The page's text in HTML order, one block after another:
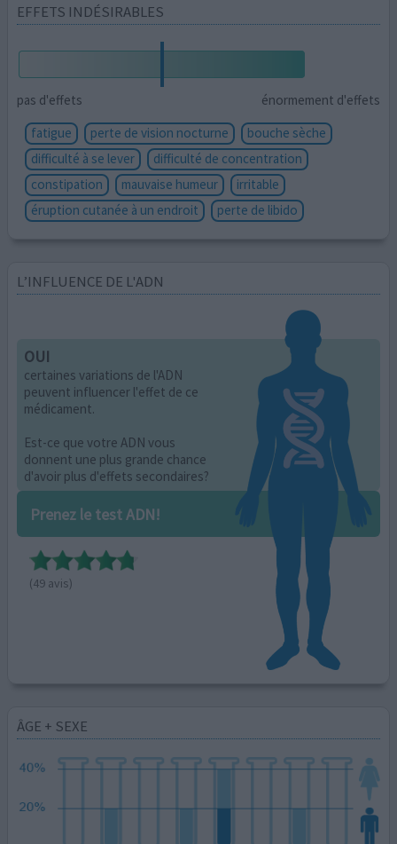
EFFETS INDÉSIRABLES
pas d'effets
énormement d'effets
fatigue
perte de vision nocturne
bouche sèche
difficulté à se lever
difficulté de concentration
constipation
mauvaise humeur
irritable
éruption cutanée à un endroit
perte de libido
L’INFLUENCE DE L'ADN
OUI
certaines variations de l'ADN
peuvent influencer l'effet de ce
médicament.
Est-ce que votre ADN vous
donnent une plus grande chance
d'avoir plus d'effets secondaires?
Prenez le test ADN!
(49 avis)
ÂGE + SEXE